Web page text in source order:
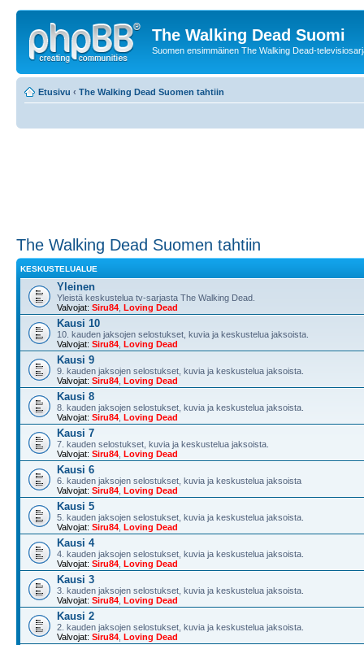
The Walking Dead Suomi
Suomen ensimmäinen The Walking Dead-
Etusivu ‹ The Walking Dead Suomen tahtiin
The Walking Dead Suomen tahtiin
KESKUSTELUALUE
Yleinen
Yleistä keskustelua tv-sarjasta The Walking Dead.
Valvojat: Siru84 Loving Dead
Kausi 10
10. kauden jaksojen selostukset, kuvia ja keskustelua jaksoista.
Valvojat: Siru84 Loving Dead
Kausi 9
9. kauden jaksojen selostukset, kuvia ja keskustelua jaksoista.
Valvojat: Siru84 Loving Dead
Kausi 8
8. kauden jaksojen selostukset, kuvia ja keskustelua jaksoista.
Valvojat: Siru84 Loving Dead
Kausi 7
7. kauden selostukset, kuvia ja keskustelua jaksoista.
Valvojat: Siru84 Loving Dead
Kausi 6
6. kauden jaksojen selostukset, kuvia ja keskustelua jaksoista
Valvojat: Siru84 Loving Dead
Kausi 5
5. kauden jaksojen selostukset, kuvia ja keskustelua jaksoista.
Valvojat: Siru84 Loving Dead
Kausi 4
4. kauden jaksojen selostukset, kuvia ja keskustelua jaksoista.
Valvojat: Siru84 Loving Dead
Kausi 3
3. kauden jaksojen selostukset, kuvia ja keskustelua jaksoista.
Valvojat: Siru84 Loving Dead
Kausi 2
2. kauden jaksojen selostukset, kuvia ja keskustelua jaksoista.
Valvojat: Siru84 Loving Dead